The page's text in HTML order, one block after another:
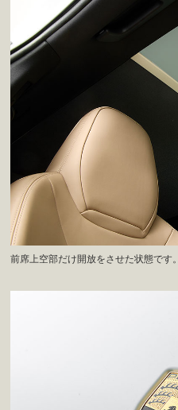
前席上空部だけ開放をさせた状態です。